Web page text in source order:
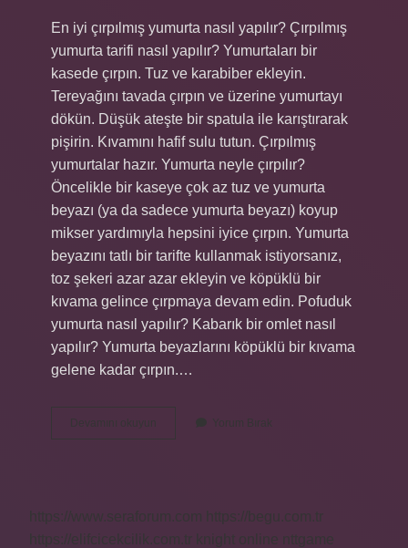
En iyi çırpılmış yumurta nasıl yapılır? Çırpılmış
yumurta tarifi nasıl yapılır? Yumurtaları bir
kasede çırpın. Tuz ve karabiber ekleyin.
Tereyağını tavada çırpın ve üzerine yumurtayı
dökün. Düşük ateşte bir spatula ile karıştırarak
pişirin. Kıvamını hafif sulu tutun. Çırpılmış
yumurtalar hazır. Yumurta neyle çırpılır?
Öncelikle bir kaseye çok az tuz ve yumurta
beyazı (ya da sadece yumurta beyazı) koyup
mikser yardımıyla hepsini iyice çırpın. Yumurta
beyazını tatlı bir tarifte kullanmak istiyorsanız,
toz şekeri azar azar ekleyin ve köpüklü bir
kıvama gelince çırpmaya devam edin. Pofuduk
yumurta nasıl yapılır? Kabarık bir omlet nasıl
yapılır? Yumurta beyazlarını köpüklü bir kıvama
gelene kadar çırpın.…
Devamını okuyun
Yumurta
Yorum Bırak
https://www.seraforum.com
https://begu.com.tr
https://elifcicekcilik.com.tr
knight online
nttgame